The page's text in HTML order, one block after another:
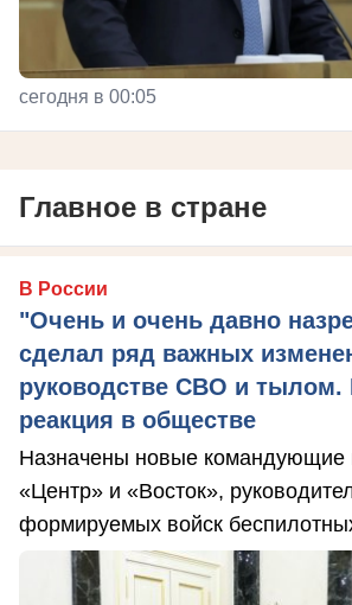
сегодня в 00:05
Главное в стране
В России
"Очень и очень давно
сделал ряд важных
руководстве СВО и тылом.
реакция в обществе
Назначены новые командующие
«Центр» и «Восток»,
формируемых войск